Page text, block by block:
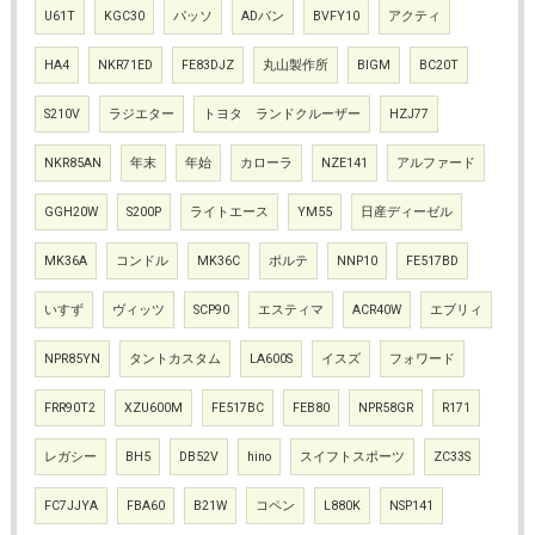
U61T KGC30 パッソ ADバン BVFY10 アクティ
HA4 NKR71ED FE83DJZ 丸山製作所 BIGM BC20T
S210V ラジエター トヨタ ランドクルーザー HZJ77
NKR85AN 年末 年始 カローラ NZE141 アルファード
GGH20W S200P ライトエース YM55 日産ディーゼル
MK36A コンドル MK36C ポルテ NNP10 FE517BD
いすず ヴィッツ SCP90 エスティマ ACR40W エブリィ
NPR85YN タントカスタム LA600S イスズ フォワード
FRR90T2 XZU600M FE517BC FEB80 NPR58GR R171
レガシー BH5 DB52V hino スイフトスポーツ ZC33S
FC7JJYA FBA60 B21W コペン L880K NSP141